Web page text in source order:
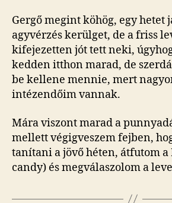
Gergő megint köhög, egy hetet
agyvérzés kerülget, de a friss
kifejezetten jót tett neki,
kedden itthon marad, de
be kellene mennie, mert
intézendőim vannak.
Mára viszont marad a
mellett végigveszem fejben,
tanítani a jövő héten, átfutom a
candy) és megválaszolom a